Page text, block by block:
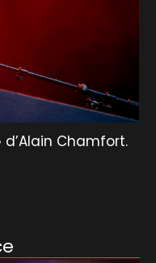
Chamfort.